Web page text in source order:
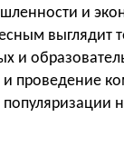
и
выглядит
и
проведение